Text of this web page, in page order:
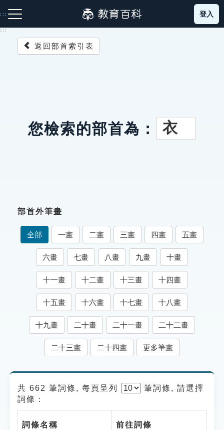
到
主
:::
成語故事
索引選單
知識索引
單字索引
生命大百科索引
遊戲專區
貓頭鷹博士
登入
:::
返回部首索引表
您檢索的部首為： 衣
部首外筆畫
全部 一畫 二畫 三畫 四畫 五畫
六畫 七畫 八畫 九畫 十畫
十一畫 十二畫 十三畫 十四畫
十五畫 十六畫 十七畫 十八畫
十九畫 二十畫 二十一畫 二十二畫
二十三畫 二十四畫 更多筆畫
共 662 筆詞條, 每頁呈列 筆詞條, 請選擇
詞條：
詞條名稱 前往詞條